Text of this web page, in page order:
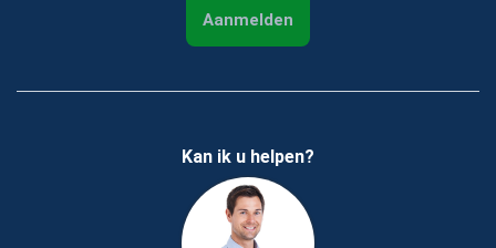
Aanmelden
Kan ik u helpen?